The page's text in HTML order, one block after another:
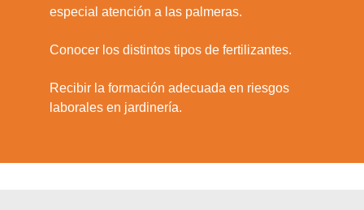
especial atención a las palmeras.
Conocer los distintos tipos de fertilizantes.
Recibir la formación adecuada en riesgos
laborales en jardinería.